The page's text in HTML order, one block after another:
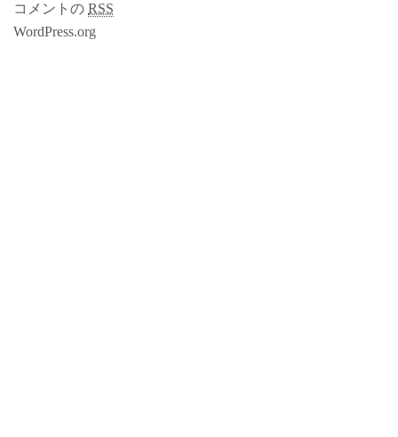
コメントの RSS
WordPress.org